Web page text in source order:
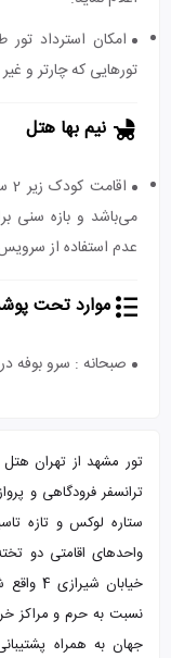
امکان استرداد
تورهایی که چارتر و
نیم بها هتل
عدم استفاده از
موارد تحت
صبحانه : سرو بوفه
تور مشهد از تهران
ستاره لوکس و تازه
واحدهای اقامتی دو
نسبت به حرم و مراکز